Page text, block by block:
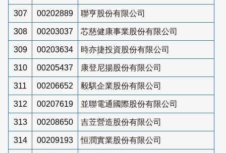
307 00202889 聯亨股份有限公司
308 00203037 芯慈健康事業股份有限公司
309 00203634 時亦捷投資股份有限公司
310 00205437 康登尼揚股份有限公司
311 00206652 毅騏企業股份有限公司
312 00207619 並聯電通國際股份有限公司
313 00208650 吉苙營造股份有限公司
314 00209193 恒潤實業股份有限公司